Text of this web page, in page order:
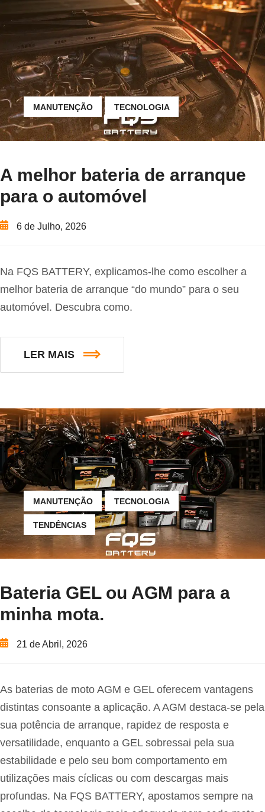
MANUTENÇÃO TECNOLOGIA
A melhor bateria de arranque
para o automóvel
6 de Julho, 2026
Na FQS BATTERY, explicamos-lhe como escolher a
melhor bateria de arranque “do mundo” para o seu
automóvel. Descubra como.
LER MAIS
MANUTENÇÃO TECNOLOGIA
TENDÊNCIAS
Bateria GEL ou AGM para a
minha mota.
21 de Abril, 2026
As baterias de moto AGM e GEL oferecem vantagens
distintas consoante a aplicação. A AGM destaca-se pela
sua potência de arranque, rapidez de resposta e
versatilidade, enquanto a GEL sobressai pela sua
estabilidade e pelo seu bom comportamento em
utilizações mais cíclicas ou com descargas mais
profundas. Na FQS BATTERY, apostamos sempre na